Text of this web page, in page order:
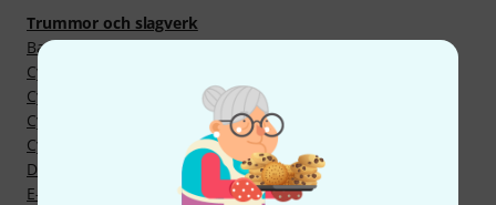
Trummor och slagverk
Bastrummor
Cymbalarm
Cymbalset
Cymbalstativ (bom)
Cymbalstativ (raka)
Dubbelpedaler
E-trummor